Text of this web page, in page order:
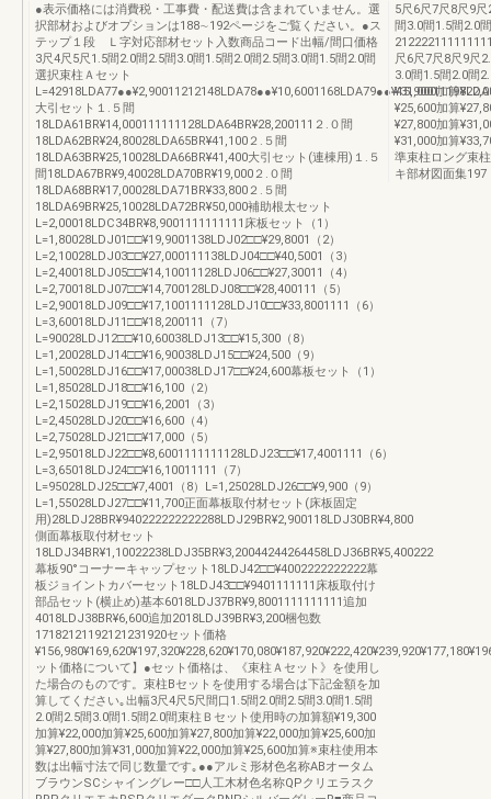
●表示価格には消費税・工事費・配送費は含まれていません。選
択部材およびオプションは188∼192ページをご覧ください。●ス
テップ１段 Ｌ字対応部材セット入数商品コード出幅/間口価格
3尺4尺5尺1.5間2.0間2.5間3.0間1.5間2.0間2.5間3.0間1.5間2.0間
選択束柱Ａセット
大引セット１.５間
18LDA61BR¥14,000111111128LDA64BR¥28,200111２.０間
18LDA62BR¥24,80028LDA65BR¥41,100２.５間
18LDA63BR¥25,10028LDA66BR¥41,400大引セット(連棟用)１.５
間18LDA67BR¥9,40028LDA70BR¥19,000２.０間
18LDA68BR¥17,00028LDA71BR¥33,800２.５間
18LDA69BR¥25,10028LDA72BR¥50,000補助根太セット
L=2,00018LDC34BR¥8,9001111111111床板セット（1）
L=1,80028LDJ01□□¥19,9001138LDJ02□□¥29,8001（2）
L=2,10028LDJ03□□¥27,000111138LDJ04□□¥40,5001（3）
L=2,40018LDJ05□□¥14,10011128LDJ06□□¥27,30011（4）
L=2,70018LDJ07□□¥14,700128LDJ08□□¥28,400111（5）
L=2,90018LDJ09□□¥17,1001111128LDJ10□□¥33,8001111（6）
L=3,60018LDJ11□□¥18,200111（7）
L=90028LDJ12□□¥10,60038LDJ13□□¥15,300（8）
L=1,20028LDJ14□□¥16,90038LDJ15□□¥24,500（9）
L=1,50028LDJ16□□¥17,00038LDJ17□□¥24,600幕板セット（1）
L=1,85028LDJ18□□¥16,100（2）
L=2,15028LDJ19□□¥16,2001（3）
L=2,45028LDJ20□□¥16,600（4）
L=2,75028LDJ21□□¥17,000（5）
L=2,95018LDJ22□□¥8,6001111111128LDJ23□□¥17,4001111（6）
L=3,65018LDJ24□□¥16,10011111（7）
L=95028LDJ25□□¥7,4001（8）L=1,25028LDJ26□□¥9,900（9）
L=1,55028LDJ27□□¥11,700正面幕板取付材セット(床板固定
用)28LDJ28BR¥940222222222288LDJ29BR¥2,900118LDJ30BR¥4,800
側面幕板取付材セット
18LDJ34BR¥1,10022238LDJ35BR¥3,20044244264458LDJ36BR¥5,400222
幕板90°コーナーキャップセット18LDJ42□□¥4002222222222幕
板ジョイントカバーセット18LDJ43□□¥9401111111床板取付け
部品セット(横止め)基本6018LDJ37BR¥9,8001111111111追加
4018LDJ38BR¥6,600追加2018LDJ39BR¥3,200梱包数
17182121192121231920セット価格
ット価格について】●セット価格は、《束柱Ａセット》を使用し
た場合のものです。束柱Bセットを使用する場合は下記金額を加
算してください｡出幅3尺4尺5尺間口1.5間2.0間2.5間3.0間1.5間
2.0間2.5間3.0間1.5間2.0間束柱Ｂセット使用時の加算額¥19,300
加算¥22,000加算¥25,600加算¥27,800加算¥22,000加算¥25,600加
算¥27,800加算¥31,000加算¥22,000加算¥25,600加算※束柱使用本
数は出幅寸法で同じ数量です｡●●アルミ形材色名称ABオータム
ブラウンSCシャイングレー□□人工木材色名称QPクリエラスク
5尺6尺7尺8尺9
間3.0間1.5間2.0
尺6尺7尺8尺9尺
3.0間1.5間2.0間
¥31,000加算
¥25,600加算
¥27,800加算
¥31,000加算
準束柱ロング束
キ部材図面集197